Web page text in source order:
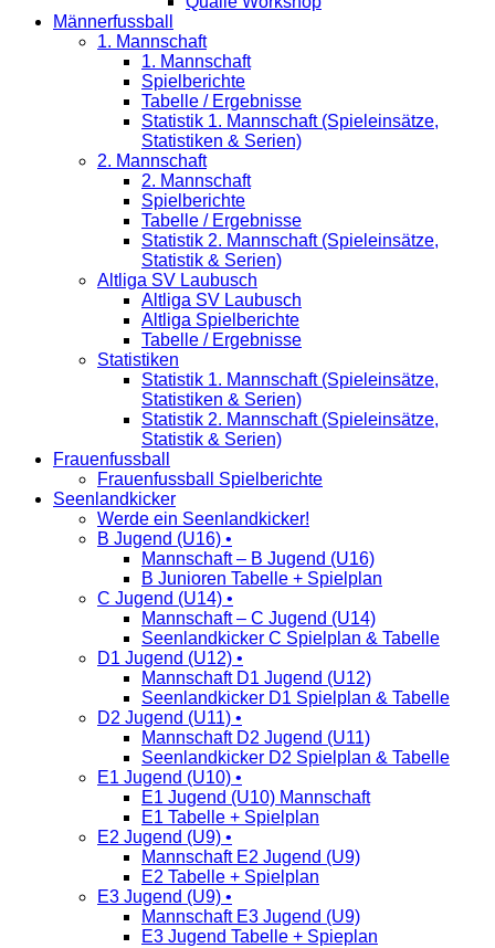
Männerfussball
1. Mannschaft
1. Mannschaft
Spielberichte
Tabelle / Ergebnisse
Statistik 1. Mannschaft (Spieleinsätze,
Statistiken & Serien)
2. Mannschaft
2. Mannschaft
Spielberichte
Tabelle / Ergebnisse
Statistik 2. Mannschaft (Spieleinsätze,
Statistik & Serien)
Altliga SV Laubusch
Altliga SV Laubusch
Altliga Spielberichte
Tabelle / Ergebnisse
Statistiken
Statistik 1. Mannschaft (Spieleinsätze,
Statistiken & Serien)
Statistik 2. Mannschaft (Spieleinsätze,
Statistik & Serien)
Frauenfussball
Frauenfussball Spielberichte
Seenlandkicker
Werde ein Seenlandkicker!
B Jugend (U16) •
Mannschaft – B Jugend (U16)
B Junioren Tabelle + Spielplan
C Jugend (U14) •
Mannschaft – C Jugend (U14)
Seenlandkicker C Spielplan & Tabelle
D1 Jugend (U12) •
Mannschaft D1 Jugend (U12)
Seenlandkicker D1 Spielplan & Tabelle
D2 Jugend (U11) •
Mannschaft D2 Jugend (U11)
Seenlandkicker D2 Spielplan & Tabelle
E1 Jugend (U10) •
E1 Jugend (U10) Mannschaft
E1 Tabelle + Spielplan
E2 Jugend (U9) •
Mannschaft E2 Jugend (U9)
E2 Tabelle + Spielplan
E3 Jugend (U9) •
Mannschaft E3 Jugend (U9)
E3 Jugend Tabelle + Spieplan